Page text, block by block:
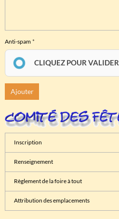
Anti-spam
CLIQUEZ POUR VALIDER
Ajouter
Inscription
Renseignement
Règlement de la foire à tout
Attribution des emplacements